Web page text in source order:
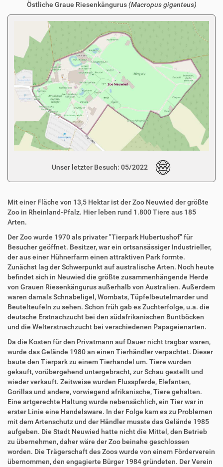
Östliche Graue Riesenkängurus(Macropus giganteus)
Unser letzter Besuch: 05/2022
Mit einer Fläche von 13,5 Hektar ist der Zoo Neuwied der größte
Zoo in Rheinland-Pfalz. Hier leben rund 1.800 Tiere aus 185
Arten.
Der Zoo wurde 1970 als privater "Tierpark Hubertushof" für
Besucher geöffnet. Besitzer, war ein ortsansässiger Industrieller,
der aus einer Hühnerfarm einen attraktiven Park formte.
Zunächst lag der Schwerpunkt auf australische Arten. Noch heute
befindet sich in Neuwied die größte zusammenhängende Herde
von Grauen Riesenkängurus außerhalb von Australien. Außerdem
waren damals Schnabeligel, Wombats, Tüpfelbeutelmarder und
Beutelteufeln zu sehen. Schon früh gab es Zuchterfolge, u.a. die
deutsche Erstnachzucht bei den südafrikanischen Buntböcken
und die Welterstnachzucht bei verschiedenen Papageienarten.
Da die Kosten für den Privatmann auf Dauer nicht tragbar waren,
wurde das Gelände 1980 an einen Tierhändler verpachtet. Dieser
baute den Tierpark zu einem Tierhandel um. Tiere wurden
gekauft, vorübergehend untergebracht, zur Schau gestellt und
wieder verkauft. Zeitweise wurden Flusspferde, Elefanten,
Gorillas und andere, vorwiegend afrikanische, Tiere gehalten.
Eine artgerechte Haltung wurde nebensächlich, ein Tier war in
erster Linie eine Handelsware. In der Folge kam es zu Problemen
mit dem Artenschutz und der Händler musste das Gelände 1985
aufgeben. Die Stadt Neuwied hatte nicht die Mittel, den Betrieb
zu übernehmen, daher wäre der Zoo beinahe geschlossen
worden. Die Trägerschaft des Zoos wurde von einem Förderverein
übernommen, den engagierte Bürger 1984 gründeten. Der Verein